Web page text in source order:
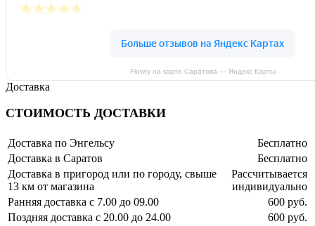
Flowry на карте Саратова — Яндекс Карты
Доставка
СТОИМОСТЬ ДОСТАВКИ
Доставка по Энгельсу
Бесплатно
Доставка в Саратов
Бесплатно
Доставка в пригород или по городу, свыше
13 км от магазина
Рассчитывается
индивидуально
Ранняя доставка с 7.00 до 09.00
600 руб.
Поздняя доставка с 20.00 до 24.00
600 руб.